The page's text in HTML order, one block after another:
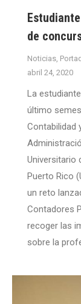
de
Noticias
abril 24, 2020
La
último
Contabilidad
Universitario
Puerto Rico
un reto
Contadores
recoger las
sobre la